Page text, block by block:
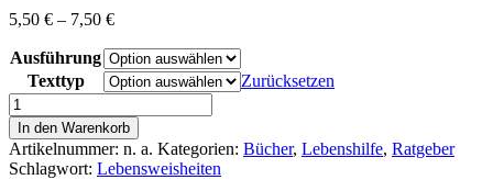
5,50 € – 7,50 €Preisspanne:
bis
7,50 €
Ausführung
Texttyp
Zurücksetzen
Schaffer,
Ulrich
/
Schaffer,
Waltraud:
In den Warenkorb
Artikelnummer: n. a. Kategorien: Bücher, Lebenshilfe, Ratgeber
Schlagwort: Lebensweisheiten